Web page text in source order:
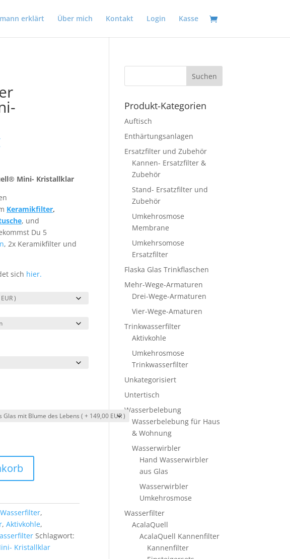
erklärt Über mich Kontakt Login Kasse
Mini- Kristallklar
Keramikfilter,
, und
Du 5
, 2x Keramikfilter und
sich hier.
Wasserfilter,
,Aktivkohle,
Schlagwort:
Kristallklar
Produkt-Kategorien
Auftisch
Enthärtungsanlagen
Ersatzfilter und Zubehör
Kannen- Ersatzfilter &
Zubehör
Stand- Ersatzfilter und
Zubehör
Umkehrosmose
Membrane
Umkehrsomose
Ersatzfilter
Flaska Glas Trinkflaschen
Mehr-Wege-Armaturen
Drei-Wege-Armaturen
Vier-Wege-Amaturen
Trinkwasserfilter
Aktivkohle
Umkehrosmose
Trinkwasserfilter
Unkategorisiert
Untertisch
Wasserbelebung
Wasserbelebung für Haus
& Wohnung
Wasserwirbler
Hand Wasserwirbler
aus Glas
Wasserwirbler
Umkehrosmose
Wasserfilter
AcalaQuell
AcalaQuell Kannenfilter
Kannenfilter